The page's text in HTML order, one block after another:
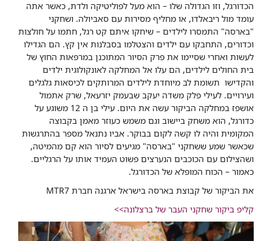
הכדורגל, וזו הגדולה שלו – הוא מעל לפוליטיקה ולדת, כאשר אתה
עומד מול ריבאלדו, או מחליף מסירות עם סאביולה. ושחקני
"בארסה" התמסרו לילדים – שיחקו איתם קט רגל, חתמו על חולצות
וכדורים, התחבקו עם ילדים והצטלמו בסבלנות אין קץ. הם הגדילו
לעשות ואחרי שסיימו את פרק הסיור המתוכנן במרפאות החוץ של
בית החולים לילדים, הם עלו אל המחלקה לאונקולוגית ילדים
והקדישו תשומת לב מיוחדת לילדים המרותקים לכיסאות גלגלים
ועירויים. לעילי פלק משדה יעקב שבעמק יזרעאל, שרק אתמול
אושפז במחלקה הביקור עשה את היום. עילי בן ה 12 משוגע על
כדורגל, הוא משחק ביישוב וגם משמש כעוזר מאמן בקבוצה
המקומית והיה לו קשה לקום בבוקר. אביו נתנאל מספר בהתרגשות
שכאשר שמע ששחקני "בארסה" מגיעים לסיור הוא קם מהמיטה,
ושהצילום עם הכוכבים הנערצים פשוט העמיד אותו על הרגליים.
כאמור – הכוח המופלא של הכדורגל.
את הביקור של קבוצת בארסה בישראל ארגנה חברת MTR7
קליפ ביקור שחקני העבר של ברצלונה>>